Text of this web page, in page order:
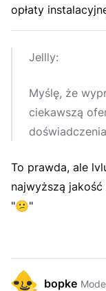
opłaty
Jellly:
Myślę, że
ciekawszą
To prawda, ale
najwyższą jakość
"😕"
bopke